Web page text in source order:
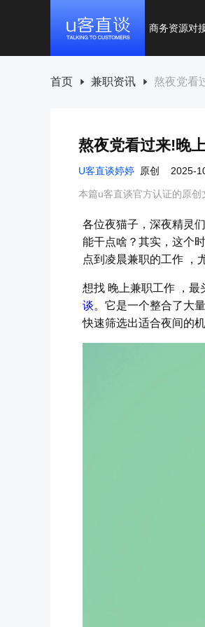
商务资源对
首页 兼职资讯 熬夜党看
熬夜党看过来!晚
U客直谈婷婷 原创 2025-
本篇u客直谈官方认证的原创
各位夜猫子，深夜精灵
能干点啥？其实，这个
点到凌晨兼职的工作 ，
想找 晚上兼职工作 ，
谈。它是一个整合了大
快速筛选出适合夜间的